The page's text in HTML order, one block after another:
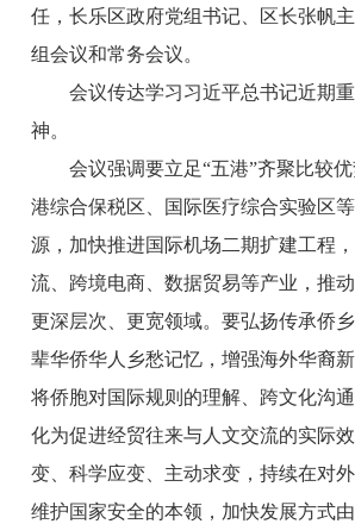
任，长乐区政府党组书记、区长张帆
组会议和常务会议。
会议传达学习习近平总书记近期重
神。
会议强调要立足“五港”齐聚比较优
港综合保税区、国际医疗综合实验区
源，加快推进国际机场二期扩建工程
流、跨境电商、数据贸易等产业，推
更深层次、更宽领域。要弘扬传承侨
辈华侨华人乡愁记忆，增强海外华裔
将侨胞对国际规则的理解、跨文化沟
化为促进经贸往来与人文交流的实际
变、科学应变、主动求变，持续在对
维护国家安全的本领，加快发展方式